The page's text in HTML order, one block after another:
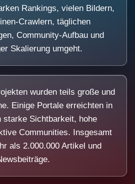
Rankings, vielen Bildern,
Crawlern, täglichen
Community-Aufbau und
Skalierung umgeht.
wurden teils große und
Einige Portale erreichten in
starke Sichtbarkeit, hohe
Communities. Insgesamt
als 2.000.000 Artikel und